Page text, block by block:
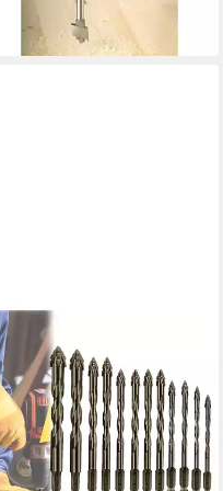
in 3-4 Werktagen bei dir